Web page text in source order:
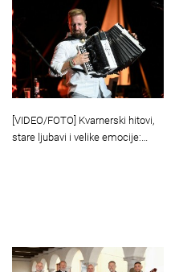
[VIDEO/FOTO] Kvarnerski hitovi,
stare ljubavi i velike emocije:…